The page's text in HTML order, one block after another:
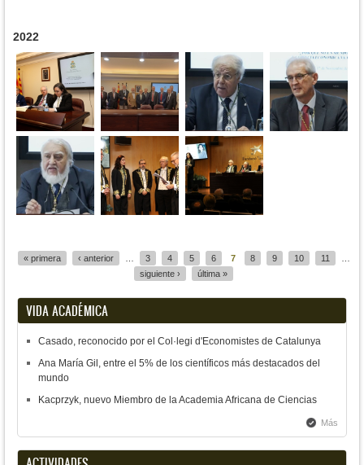
2022
« primera ‹ anterior 3 4 5 6 7 8 9 10 11
siguiente ›
última »
VIDA ACADÉMICA
Casado, reconocido por el Col·legi d'Economistes de Catalunya
Ana María Gil, entre el 5% de los científicos más destacados del
mundo
Kacprzyk, nuevo Miembro de la Academia Africana de Ciencias
Más